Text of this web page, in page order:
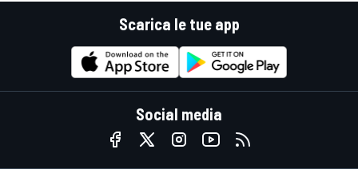
Scarica le tue app
Social media